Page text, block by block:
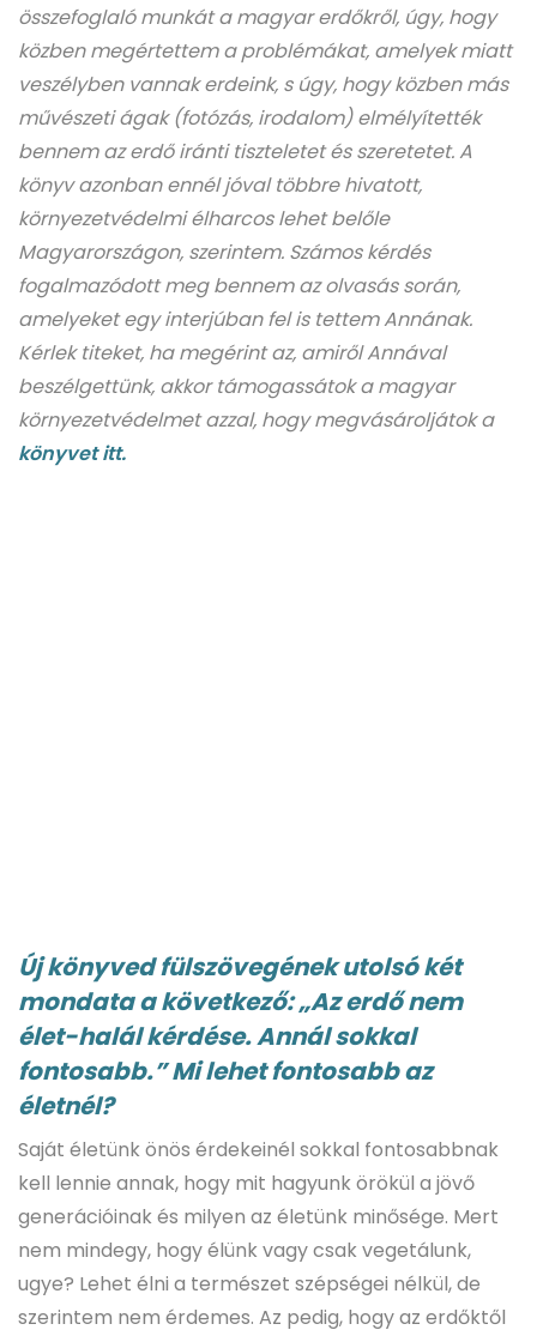
összefoglaló munkát a magyar erdőkről, úgy, hogy
közben megértettem a problémákat, amelyek miatt
veszélyben vannak erdeink, s úgy, hogy közben más
művészeti ágak (fotózás, irodalom) elmélyítették
bennem az erdő iránti tiszteletet és szeretetet. A
könyv azonban ennél jóval többre hivatott,
környezetvédelmi élharcos lehet belőle
Magyarországon, szerintem. Számos kérdés
fogalmazódott meg bennem az olvasás során,
amelyeket egy interjúban fel is tettem Annának.
Kérlek titeket, ha megérint az, amiről Annával
beszélgettünk, akkor támogassátok a magyar
környezetvédelmet azzal, hogy megvásároljátok a
könyvet itt.
Új könyved fülszövegének utolsó két
mondata a következő: „Az erdő nem
élet-halál kérdése. Annál sokkal
fontosabb.” Mi lehet fontosabb az
életnél?
Saját életünk önös érdekeinél sokkal fontosabbnak
kell lennie annak, hogy mit hagyunk örökül a jövő
generációinak és milyen az életünk minősége. Mert
nem mindegy, hogy élünk vagy csak vegetálunk,
ugye? Lehet élni a természet szépségei nélkül, de
szerintem nem érdemes. Az pedig, hogy az erdőktől